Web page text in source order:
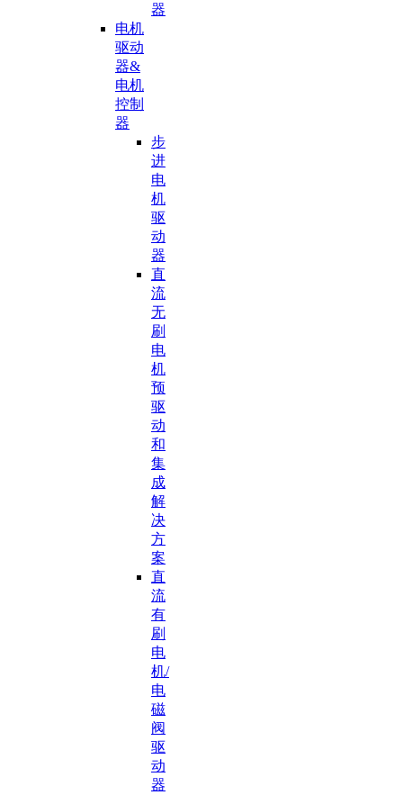
器
电机
驱动
器&
电机
控制
器
步
进
电
机
驱
动
器
直
流
无
刷
电
机
预
驱
动
和
集
成
解
决
方
案
直
流
有
刷
电
机/
电
磁
阀
驱
动
器